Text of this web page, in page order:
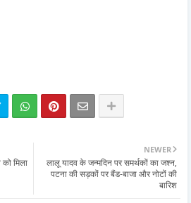
NEWER
लालू यादव के जन्मदिन पर समर्थकों का जश्न,
पटना की सड़कों पर बैंड-बाजा और नोटों की
बारिश
मिला